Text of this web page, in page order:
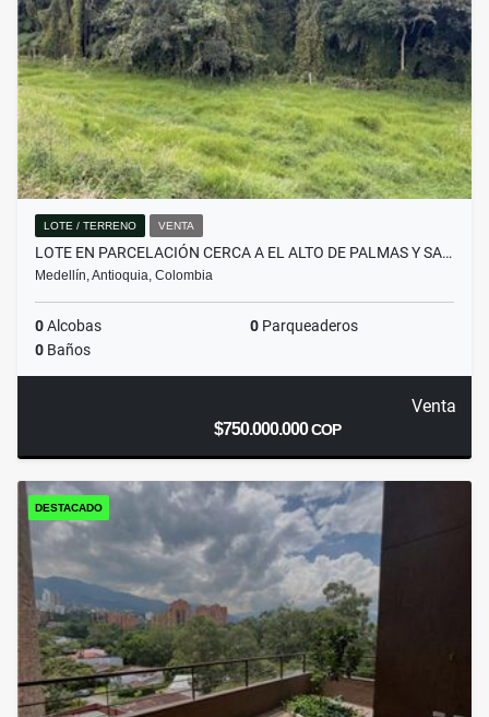
LOTE / TERRENO VENTA
LOTE EN PARCELACIÓN CERCA A EL ALTO DE PALMAS Y SA…
Medellín, Antioquia, Colombia
0Alcobas 0 Parqueaderos
0 Baños
Venta
$750.000.000COP
DESTACADO